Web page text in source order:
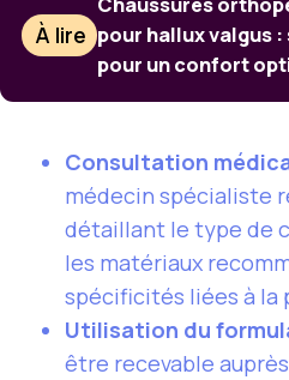
À lire pour hallux valgus
pour un confort
Consultation
médecin spécialiste
détaillant le type de
les matériaux
spécificités liées à
Utilisation du
être recevable